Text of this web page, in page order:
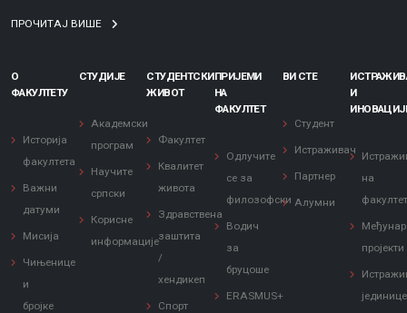
ПРОЧИТАЈ ВИШЕ
О
ФАКУЛТЕТУ
Историја
факултета
Важни
датуми
Мисија
Чињенице
и
бројке
СТУДИЈЕ
Академски
програм
Научите
српски
Корисне
информације
СТУДЕНТСКИ
ЖИВОТ
Факултет
Квалитет
живота
Здравствена
заштита
/
хендикеп
Спорт
ПРИЈЕМИ
НА
ФАКУЛТЕТ
Одлучите
се за
филозофски
Водич
за
бруцоше
ERASMUS+
ВИ СТЕ
Студент
Истраживач
Партнер
Алумни
И
на
пројекти
јединице